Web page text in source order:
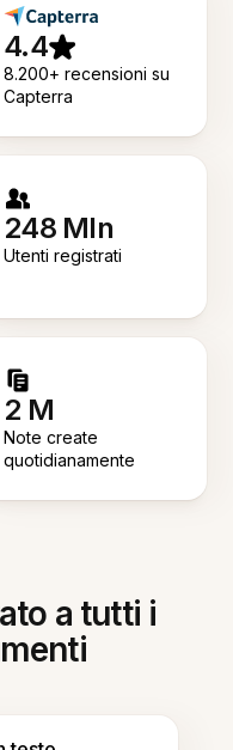
4.4
8.200+ recensioni su
Capterra
248 Mln
Utenti registrati
2 M
Note create
quotidianamente
a tutti i